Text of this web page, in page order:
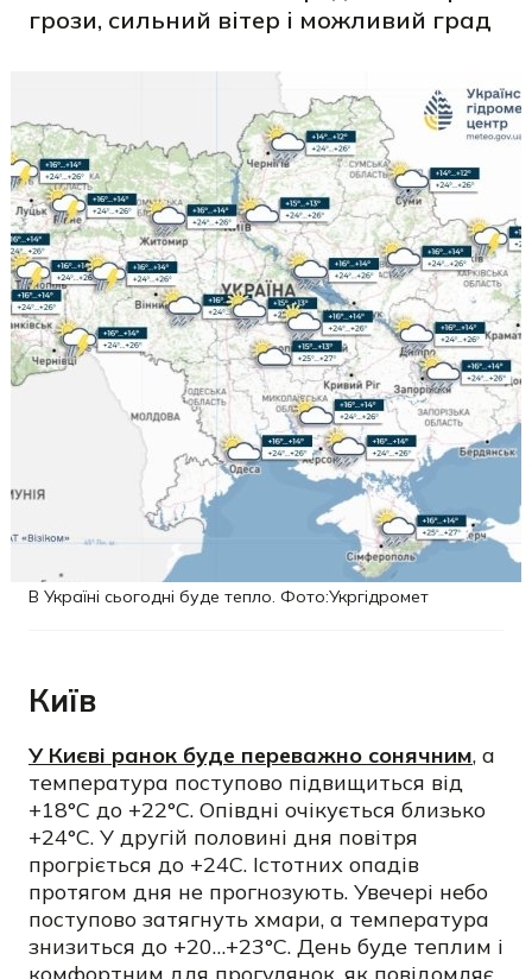
грози, сильний вітер і можливий град
В Україні сьогодні буде тепло. Фото:Укргідромет
Київ
У Києві ранок буде переважно сонячним, а
температура поступово підвищиться від
+18°C до +22°C. Опівдні очікується близько
+24°C. У другій половині дня повітря
прогріється до +24C. Істотних опадів
протягом дня не прогнозують. Увечері небо
поступово затягнуть хмари, а температура
знизиться до +20…+23°C. День буде теплим і